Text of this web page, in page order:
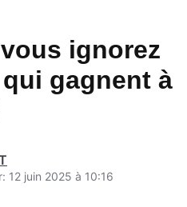
ignorez
gagnent à
12 juin 2025 à 10:16